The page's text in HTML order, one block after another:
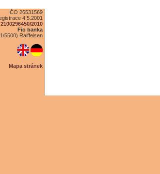
IČO 26531569
4.5.2001
2010
Fio banka
5500) Raiffeisen
Mapa stránek